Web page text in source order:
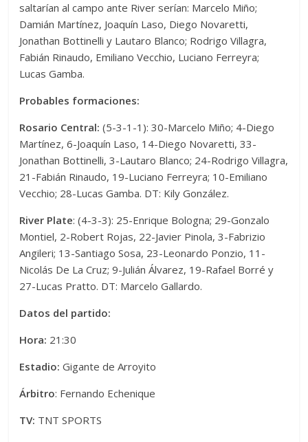
saltarían al campo ante River serían: Marcelo Miño;
Damián Martínez, Joaquín Laso, Diego Novaretti,
Jonathan Bottinelli y Lautaro Blanco; Rodrigo Villagra,
Fabián Rinaudo, Emiliano Vecchio, Luciano Ferreyra;
Lucas Gamba.
Probables formaciones:
Rosario Central: (5-3-1-1): 30-Marcelo Miño; 4-Diego
Martínez, 6-Joaquín Laso, 14-Diego Novaretti, 33-
Jonathan Bottinelli, 3-Lautaro Blanco; 24-Rodrigo Villagra,
21-Fabián Rinaudo, 19-Luciano Ferreyra; 10-Emiliano
Vecchio; 28-Lucas Gamba. DT: Kily González.
River Plate: (4-3-3): 25-Enrique Bologna; 29-Gonzalo
Montiel, 2-Robert Rojas, 22-Javier Pinola, 3-Fabrizio
Angileri; 13-Santiago Sosa, 23-Leonardo Ponzio, 11-
Nicolás De La Cruz; 9-Julián Álvarez, 19-Rafael Borré y
27-Lucas Pratto. DT: Marcelo Gallardo.
Datos del partido:
Hora: 21:30
Estadio: Gigante de Arroyito
Árbitro: Fernando Echenique
TV: TNT SPORTS